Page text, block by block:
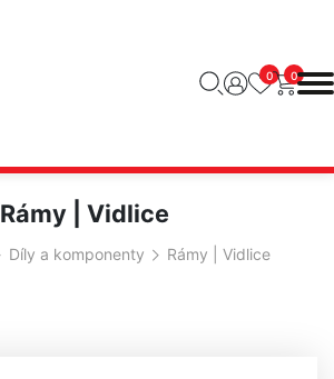
0 0
Rámy | Vidlice
Díly a komponenty Rámy | Vidlice